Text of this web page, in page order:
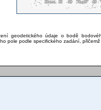
geodetického údaje o bodě
pole podle specifického zadání,